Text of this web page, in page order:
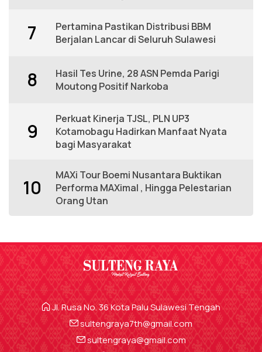
7
Pertamina Pastikan Distribusi BBM
Berjalan Lancar di Seluruh Sulawesi
8
Hasil Tes Urine, 28 ASN Pemda Parigi
Moutong Positif Narkoba
9
Perkuat Kinerja TJSL, PLN UP3
Kotamobagu Hadirkan Manfaat Nyata
bagi Masyarakat
10
MAXi Tour Boemi Nusantara Buktikan
Performa MAXimal , Hingga Pelestarian
Orang Utan
Jl. Rusa No. 36 Kota Palu Sulawesi Tengah
sultengraya7th@gmail.com
sultengraya@gmail.com